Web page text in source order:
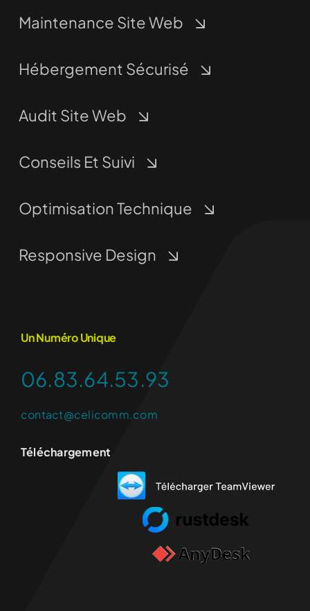
Maintenance Site Web
Hébergement Sécurisé
Audit Site Web
Conseils Et Suivi
Optimisation Technique
Responsive Design
Un Numéro Unique
06.83.64.53.93
contact@celicomm.com
Téléchargement